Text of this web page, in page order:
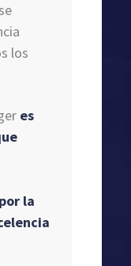
los
es
la